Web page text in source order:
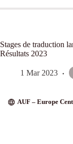
Stages de traduction
Résultats 2023
1 Mar 2023
AUF – Europe